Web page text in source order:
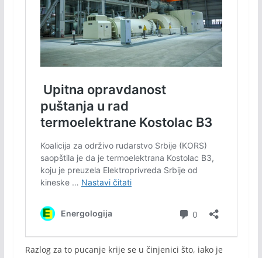
Razlog za to pucanje krije se u činjenici što, iako je